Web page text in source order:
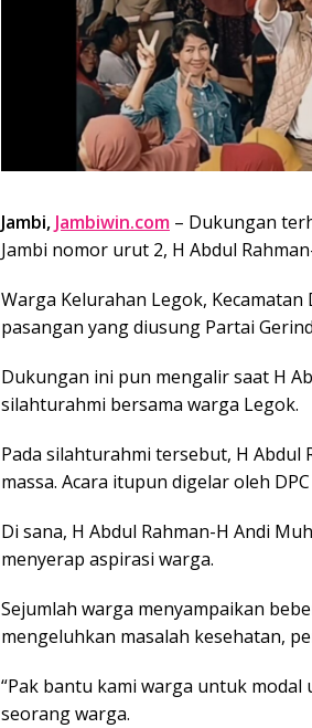
Jambi, Jambiwin.com – Dukungan
Jambi nomor urut 2, H Abdul
Warga Kelurahan Legok,
pasangan yang diusung Partai
Dukungan ini pun mengalir saat H
silahturahmi bersama warga Legok.
Pada silahturahmi tersebut, H Abdul
massa. Acara itupun digelar oleh
Di sana, H Abdul Rahman-H Andi
menyerap aspirasi warga.
Sejumlah warga menyampaikan
mengeluhkan masalah kesehatan,
“Pak bantu kami warga untuk modal
seorang warga.